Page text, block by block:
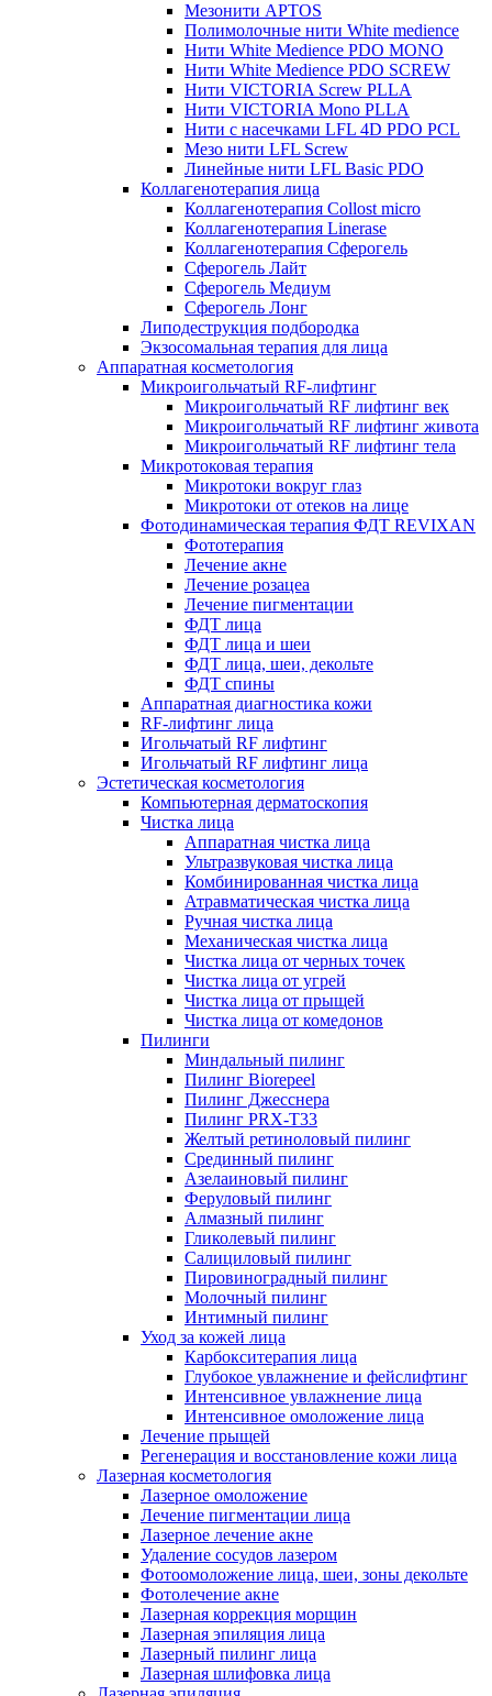
Мезонити APTOS
Полимолочные нити White medience
Нити White Medience PDO MONO
Нити White Medience PDO SCREW
Нити VICTORIA Screw PLLA
Нити VICTORIA Mono PLLA
Нити с насечками LFL 4D PDO PCL
Мезо нити LFL Screw
Линейные нити LFL Basic PDO
Коллагенотерапия лица
Коллагенотерапия Collost micro
Коллагенотерапия Linerase
Коллагенотерапия Сферогель
Сферогель Лайт
Сферогель Медиум
Сферогель Лонг
Липодеструкция подбородка
Экзосомальная терапия для лица
Аппаратная косметология
Микроигольчатый RF-лифтинг
Микроигольчатый RF лифтинг век
Микроигольчатый RF лифтинг живота
Микроигольчатый RF лифтинг тела
Микротоковая терапия
Микротоки вокруг глаз
Микротоки от отеков на лице
Фотодинамическая терапия ФДТ REVIXAN
Фототерапия
Лечение акне
Лечение розацеа
Лечение пигментации
ФДТ лица
ФДТ лица и шеи
ФДТ лица, шеи, декольте
ФДТ спины
Аппаратная диагностика кожи
RF-лифтинг лица
Игольчатый RF лифтинг
Игольчатый RF лифтинг лица
Эстетическая косметология
Компьютерная дерматоскопия
Чистка лица
Аппаратная чистка лица
Ультразвуковая чистка лица
Комбинированная чистка лица
Атравматическая чистка лица
Ручная чистка лица
Механическая чистка лица
Чистка лица от черных точек
Чистка лица от угрей
Чистка лица от прыщей
Чистка лица от комедонов
Пилинги
Миндальный пилинг
Пилинг Biorepeel
Пилинг Джесснера
Пилинг PRX-T33
Желтый ретиноловый пилинг
Срединный пилинг
Азелаиновый пилинг
Феруловый пилинг
Алмазный пилинг
Гликолевый пилинг
Салициловый пилинг
Пировиноградный пилинг
Молочный пилинг
Интимный пилинг
Уход за кожей лица
Карбокситерапия лица
Глубокое увлажнение и фейслифтинг
Интенсивное увлажнение лица
Интенсивное омоложение лица
Лечение прыщей
Регенерация и восстановление кожи лица
Лазерная косметология
Лазерное омоложение
Лечение пигментации лица
Лазерное лечение акне
Удаление сосудов лазером
Фотоомоложение лица, шеи, зоны декольте
Фотолечение акне
Лазерная коррекция морщин
Лазерная эпиляция лица
Лазерный пилинг лица
Лазерная шлифовка лица